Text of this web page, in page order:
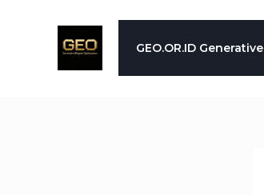
GEO.OR.ID